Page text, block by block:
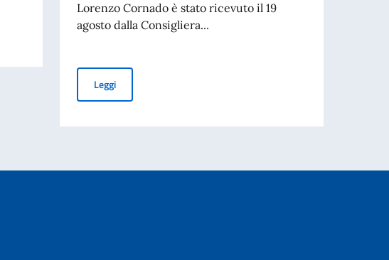
16.30 C.E.T.
2024: programma ed attività in Svizzera
Lorenzo Cornado è stato ricevuto il 19
agosto dalla Consigliera...
LeggiINCONTRO TRA L’AMBASCIATORE D’ITALIA IN SVIZZERA